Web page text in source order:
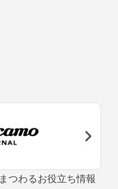
つわるお役立ち情報